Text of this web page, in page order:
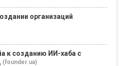
организаций
к созданию ИИ-хаба с
(founder.ua)